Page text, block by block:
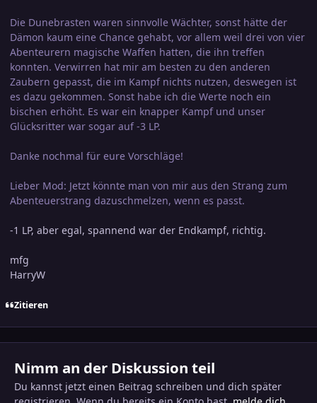
Die Dunebrasten waren sinnvolle Wächter, sonst hätte der
Dämon kaum eine Chance gehabt, vor allem weil drei von vier
Abenteurern magische Waffen hatten, die ihn treffen
konnten. Verwirren hat mir am besten zu den anderen
Zaubern gepasst, die im Kampf nichts nutzen, deswegen ist
es dazu gekommen. Sonst habe ich die Werte noch ein
bischen erhöht. Es war ein knapper Kampf und unser
Glücksritter war sogar auf -3 LP.
Danke nochmal für eure Vorschläge!
Lieber Mod: Jetzt könnte man von mir aus den Strang zum
Abenteuerstrang dazuschmelzen, wenn es passt.
-1 LP, aber egal, spannend war der Endkampf, richtig.
mfg
HarryW
Zitieren
Nimm an der Diskussion teil
Du kannst jetzt einen Beitrag schreiben und dich später